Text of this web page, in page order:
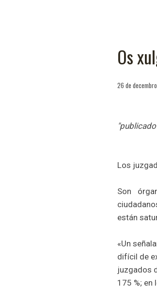
Os
26 de
Los
Son
están
«Un
difícil de
juzgados
175 %; en